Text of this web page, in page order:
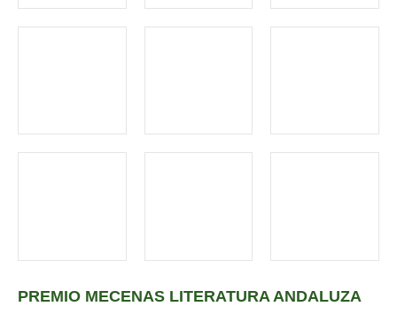
PREMIO MECENAS LITERATURA ANDALUZA